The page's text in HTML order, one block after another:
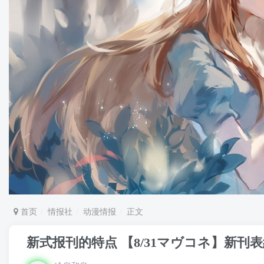
首页 情报社 动漫情报 正文
新式报刊的特点 【8/31マヴコネ】新刊